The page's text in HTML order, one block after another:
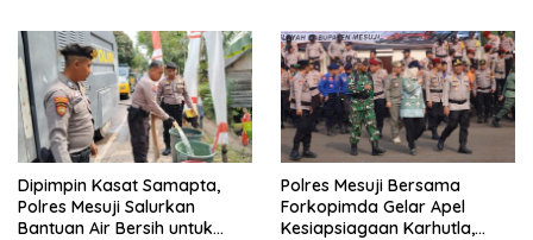
Dipimpin Kasat Samapta,
Polres Mesuji Salurkan
Bantuan Air Bersih untuk
Polres Mesuji Bersama
Forkopimda Gelar Apel
Kesiapsiagaan Karhutla,